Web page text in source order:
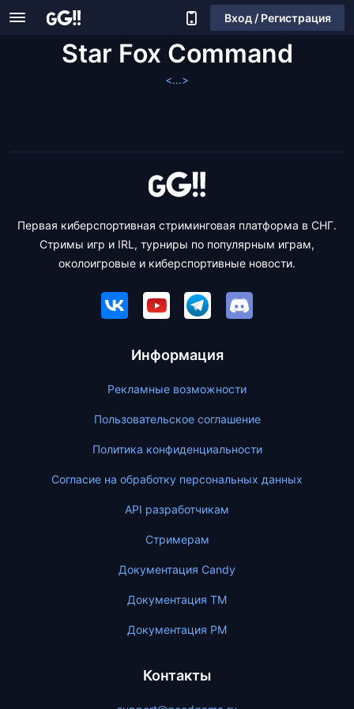
Вход / Регистрация
Star Fox Command
<...>
Первая киберспортивная стриминговая платформа в СНГ.
Стримы игр и IRL, турниры по популярным играм,
околоигровые и киберспортивные новости.
Информация
Рекламные возможности
Пользовательское соглашение
Политика конфиденциальности
Согласие на обработку персональных данных
API разработчикам
Стримерам
Документация Candy
Документация ТМ
Документация PM
Контакты